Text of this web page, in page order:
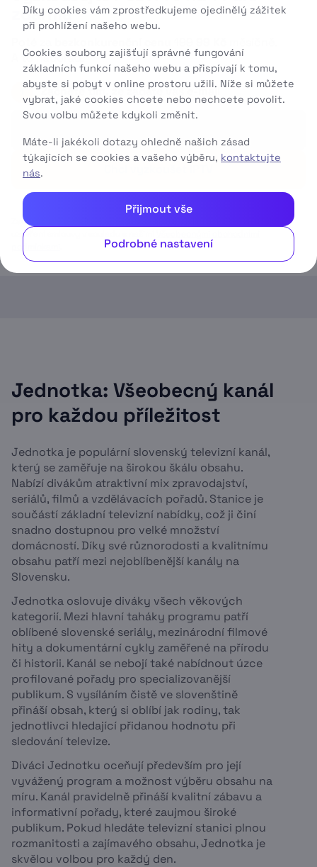
zdarma
A to napořád.
Začněte tím, že zadáte váš e-mail
Zadáním své e-mailové adresy souhlasíte s jejím použitím za účelem
uzavření smlouvy v souladu s našimi
Jednotka: Všeobecný kanál
pro každou příležitost
Jednotka je populární slovenský televizní kanál,
který se zaměřuje na širokou škálu obsahu.
Nabízí divákům atraktivní mix zpravodajství,
seriálů, filmů a vzdělávacích pořadů. Stanice je
součástí základní televizní nabídky, což ji činí
snadno dostupnou pro velké množství
domácností. Díky své různorodosti a kvalitnímu
obsahu patří mezi nejoblíbenější kanály na
Slovensku.
Jednotka oslovuje diváky všech věkových
kategorií. Mezi hlavní taháky programu patří
oblíbené slovenské seriály, mezinárodní filmové
hity a dokumentární cykly zaměřené na přírodu
či historii. Kanál se nebojí také nabídnout úzce
profilované pořady pro specializovanější
publikum. S vysíláním čistě ve slovenštině
přináší obsah, který si oblíbí jak rodiny, tak
jednotlivci hledající přidanou hodnotu při
sledování televize.
Diváci Jednotku oceňují především pro její
vyvážený program a možnost výběru obsahu na
míru. Kanál pravidelně přináší kvalitní zábavu a
informativní pořady, které zaujmou široké
publikum. Pokud hledáte televizní stanici plnou
rozmanitosti a zajímavého obsahu, Jednotka je
skvělou volbou pro každý den.
Díky cookies vám zprostředkujeme ojedinělý zážitek
při prohlížení našeho webu.
Cookies soubory zajišťují správné fungování
základních funkcí našeho webu a přispívají k tomu,
abyste si pobyt v online prostoru užili. Níže si můžete
vybrat, jaké cookies chcete nebo nechcete povolit.
Svou volbu můžete kdykoli změnit.
Máte-li jakékoli dotazy ohledně našich zásad
týkajících se cookies a vašeho výběru, kontaktujte
nás.
Přijmout vše
Podrobné nastavení